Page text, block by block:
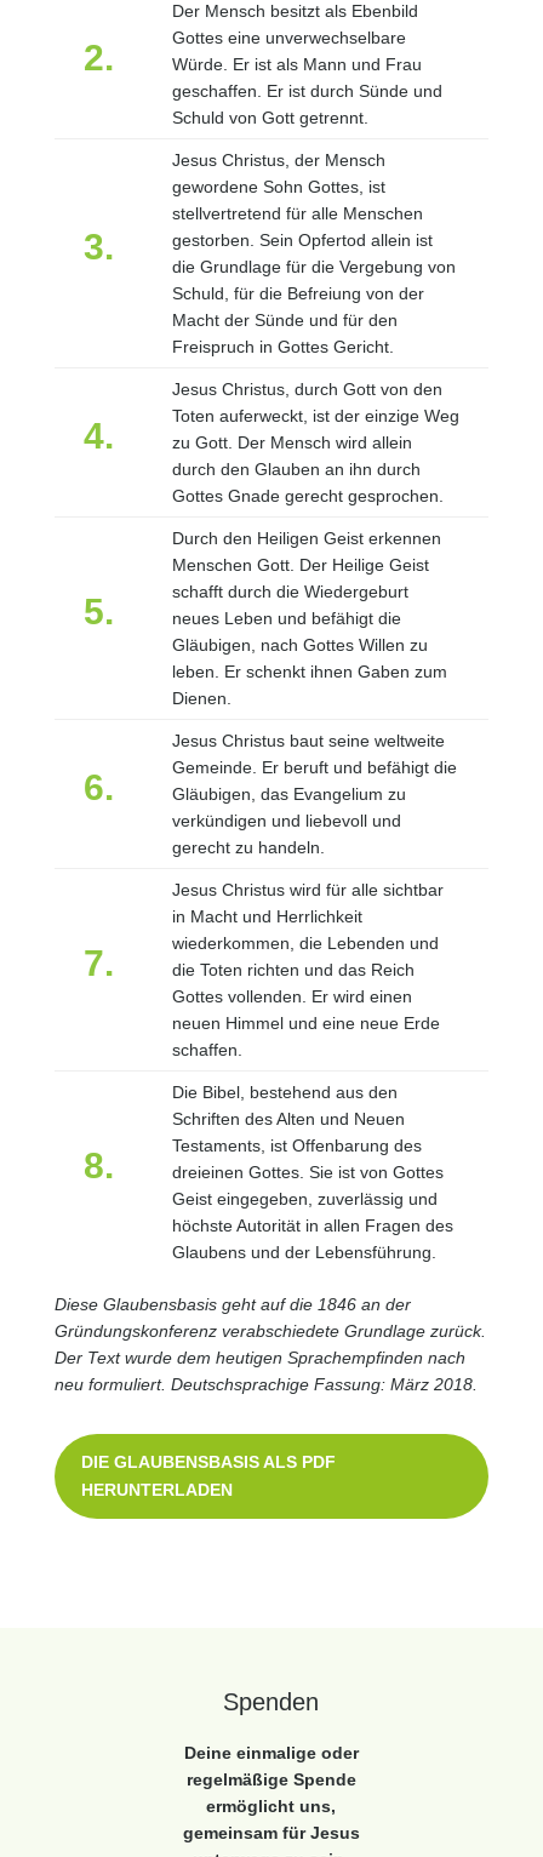
2.
Der Mensch besitzt als Ebenbild
Gottes eine unverwechselbare
Würde. Er ist als Mann und Frau
geschaffen. Er ist durch Sünde und
Schuld von Gott getrennt.
3.
Jesus Christus, der Mensch
gewordene Sohn Gottes, ist
stellvertretend für alle Menschen
gestorben. Sein Opfertod allein ist
die Grundlage für die Vergebung von
Schuld, für die Befreiung von der
Macht der Sünde und für den
Freispruch in Gottes Gericht.
4.
Jesus Christus, durch Gott von den
Toten auferweckt, ist der einzige Weg
zu Gott. Der Mensch wird allein
durch den Glauben an ihn durch
Gottes Gnade gerecht gesprochen.
5.
Durch den Heiligen Geist erkennen
Menschen Gott. Der Heilige Geist
schafft durch die Wiedergeburt
neues Leben und befähigt die
Gläubigen, nach Gottes Willen zu
leben. Er schenkt ihnen Gaben zum
Dienen.
6.
Jesus Christus baut seine weltweite
Gemeinde. Er beruft und befähigt die
Gläubigen, das Evangelium zu
verkündigen und liebevoll und
gerecht zu handeln.
7.
Jesus Christus wird für alle sichtbar
in Macht und Herrlichkeit
wiederkommen, die Lebenden und
die Toten richten und das Reich
Gottes vollenden. Er wird einen
neuen Himmel und eine neue Erde
schaffen.
8.
Die Bibel, bestehend aus den
Schriften des Alten und Neuen
Testaments, ist Offenbarung des
dreieinen Gottes. Sie ist von Gottes
Geist eingegeben, zuverlässig und
höchste Autorität in allen Fragen des
Glaubens und der Lebensführung.
Diese Glaubensbasis geht auf die 1846 an der
Gründungskonferenz verabschiedete Grundlage zurück.
Der Text wurde dem heutigen Sprachempfinden nach
neu formuliert. Deutschsprachige Fassung: März 2018.
DIE GLAUBENSBASIS ALS PDF
HERUNTERLADEN
Spenden
Deine einmalige oder
regelmäßige Spende
ermöglicht uns,
gemeinsam für Jesus